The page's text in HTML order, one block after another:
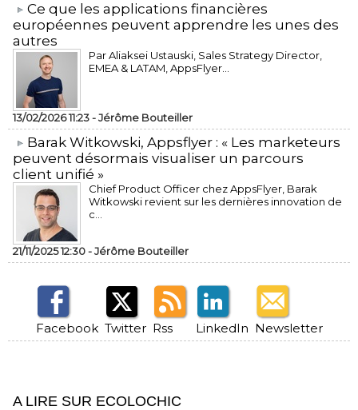
​Ce que les applications financières
européennes peuvent apprendre les unes des
autres
Par Aliaksei Ustauski, Sales Strategy Director,
EMEA & LATAM, AppsFlyer...
13/02/2026 11:23 -Jérôme Bouteiller
​Barak Witkowski, Appsflyer : « Les marketeurs
peuvent désormais visualiser un parcours
client unifié »
Chief Product Officer chez AppsFlyer, ​Barak
Witkowski revient sur les dernières innovation de
c...
21/11/2025 12:30 -Jérôme Bouteiller
Facebook Twitter Rss LinkedIn Newsletter
A LIRE SUR ECOLOCHIC